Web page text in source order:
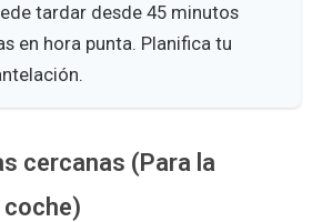
tardar desde 45 minutos
en hora punta. Planifica tu
cercanas (Para la
coche)